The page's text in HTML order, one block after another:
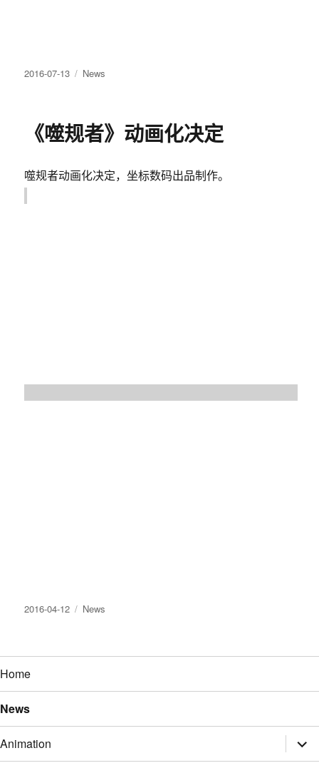
发
2016-07-13
分
News
《噬规者》动画化决定
噬规者动画化决定，坐标数码出品制作。
发
2016-04-12
分
News
Home
News
Animation 展
开
子